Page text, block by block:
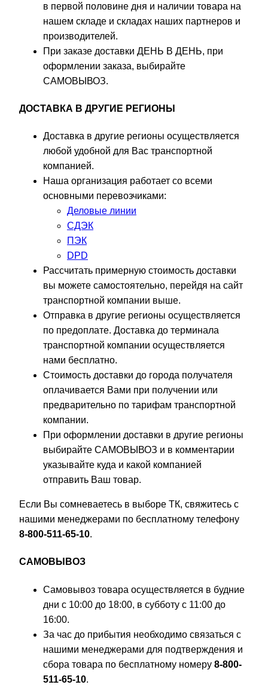
в первой половине дня и наличии товара на
нашем складе и складах наших партнеров и
производителей.
При заказе доставки ДЕНЬ В ДЕНЬ, при
оформлении заказа, выбирайте
САМОВЫВОЗ.
ДОСТАВКА В ДРУГИЕ РЕГИОНЫ
Доставка в другие регионы осуществляется
любой удобной для Вас транспортной
компанией.
Наша организация работает со всеми
основными перевозчиками:
Деловые линии
СДЭК
ПЭК
DPD
Рассчитать примерную стоимость доставки
вы можете самостоятельно, перейдя на сайт
транспортной компании выше.
Отправка в другие регионы осуществляется
по предоплате. Доставка до терминала
транспортной компании осуществляется
нами бесплатно.
Стоимость доставки до города получателя
оплачивается Вами при получении или
предварительно по тарифам транспортной
компании.
При оформлении доставки в другие регионы
выбирайте САМОВЫВОЗ и в комментарии
указывайте куда и какой компанией
отправить Ваш товар.
Если Вы сомневаетесь в выборе ТК, свяжитесь с
нашими менеджерами по бесплатному телефону
8-800-511-65-10.
САМОВЫВОЗ
Самовывоз товара осуществляется в будние
дни с 10:00 до 18:00, в субботу с 11:00 до
16:00.
За час до прибытия необходимо связаться с
нашими менеджерами для подтверждения и
сбора товара по бесплатному номеру 8-800-
511-65-10.